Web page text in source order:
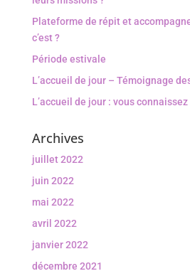
Plateforme de répit et
c’est ?
Période estivale
L’accueil de jour – Témoignage
L’accueil de jour : vous connaissez
Archives
juillet 2022
juin 2022
mai 2022
avril 2022
janvier 2022
décembre 2021